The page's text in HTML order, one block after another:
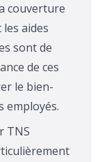
couverture
aides
sont de
de ces
le bien-
employés.
TNS